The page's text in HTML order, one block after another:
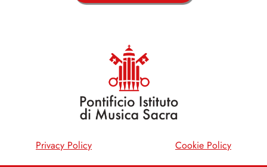
Privacy Policy Cookie Policy